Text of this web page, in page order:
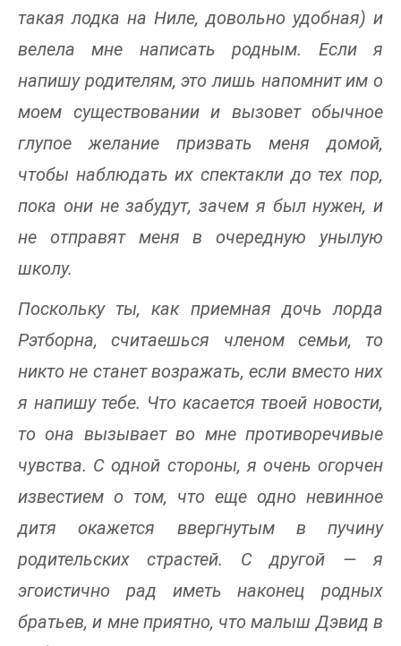
такая лодка на Ниле, довольно удобная) и
велела мне написать родным. Если я
напишу родителям, это лишь напомнит им о
моем существовании и вызовет обычное
глупое желание призвать меня домой,
чтобы наблюдать их спектакли до тех пор,
пока они не забудут, зачем я был нужен, и
не отправят меня в очередную унылую
школу.
Поскольку ты, как приемная дочь лорда
Рэтборна, считаешься членом семьи, то
никто не станет возражать, если вместо них
я напишу тебе. Что касается твоей новости,
то она вызывает во мне противоречивые
чувства. С одной стороны, я очень огорчен
известием о том, что еще одно невинное
дитя окажется ввергнутым в пучину
родительских страстей. С другой — я
эгоистично рад иметь наконец родных
братьев, и мне приятно, что малыш Дэвид в